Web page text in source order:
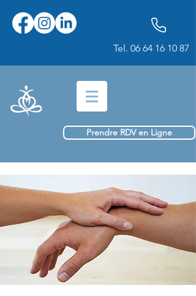
Tel. 06 64 16 10 87
Prendre RDV en Ligne